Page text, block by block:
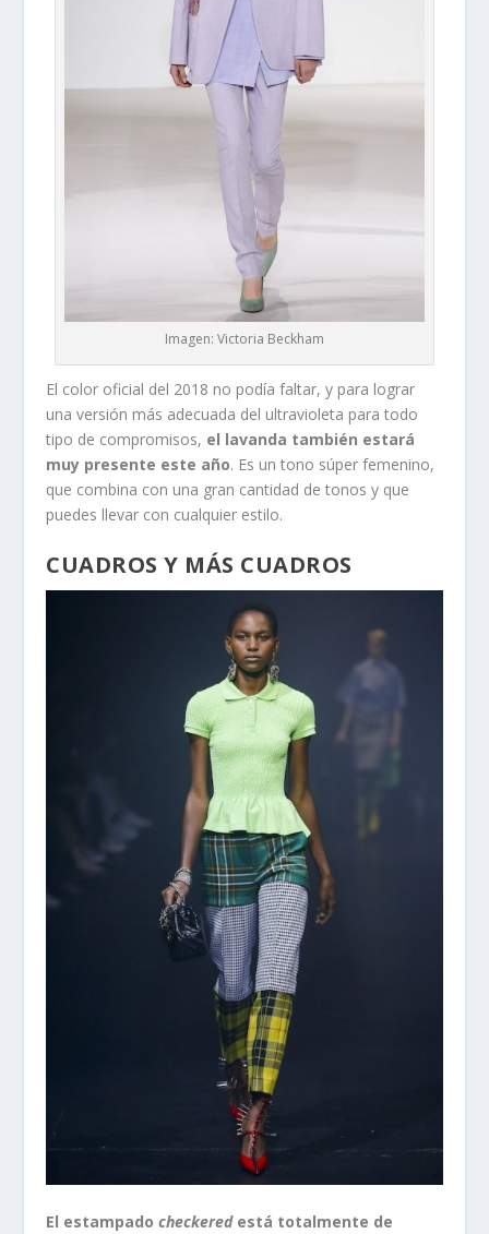
Imagen: Victoria Beckham
El color oficial del 2018 no podía faltar, y para lograr
una versión más adecuada del ultravioleta para todo
tipo de compromisos, el lavanda también estará
muy presente este año. Es un tono súper femenino,
que combina con una gran cantidad de tonos y que
puedes llevar con cualquier estilo.
CUADROS Y MÁS CUADROS
El estampadocheckeredestá totalmente de